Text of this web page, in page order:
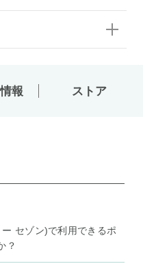
報 ストア
セゾン)で利用できるポ
？